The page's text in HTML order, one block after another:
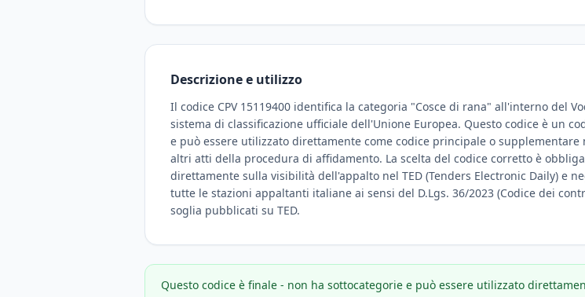
Descrizione e utilizzo
Il codice CPV 15119400 identifica la categoria "Cosce di rana" all'interno del
sistema di classificazione ufficiale dell'Unione Europea. Questo codice è un
e può essere utilizzato direttamente come codice principale o
altri atti della procedura di affidamento. La scelta del codice corretto è
direttamente sulla visibilità dell'appalto nel TED (Tenders Electronic Daily) e
tutte le stazioni appaltanti italiane ai sensi del D.Lgs. 36/2023 (Codice dei
soglia pubblicati su TED.
Questo codice è finale - non ha sottocategorie e può essere utilizzato